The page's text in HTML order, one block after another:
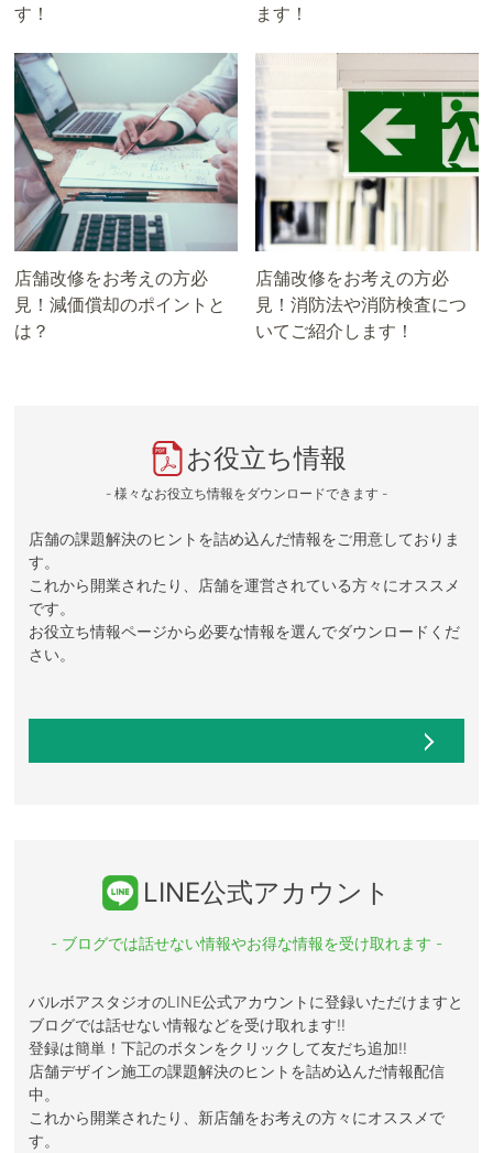
す！
ます！
店舗改修をお考えの方必
見！減価償却のポイントと
は？
店舗改修をお考えの方必
見！消防法や消防検査につ
いてご紹介します！
お役立ち情報
- 様々なお役立ち情報をダウンロードできます -
店舗の課題解決のヒントを詰め込んだ情報をご用意しておりま
す。
これから開業されたり、店舗を運営されている方々にオススメ
です。
お役立ち情報ページから必要な情報を選んでダウンロードくだ
さい。
LINE公式アカウント
- ブログでは話せない情報やお得な情報を受け取れます -
バルボアスタジオのLINE公式アカウントに登録いただけますと
ブログでは話せない情報などを受け取れます!!
登録は簡単！下記のボタンをクリックして友だち追加!!
店舗デザイン施工の課題解決のヒントを詰め込んだ情報配信
中。
これから開業されたり、新店舗をお考えの方々にオススメで
す。